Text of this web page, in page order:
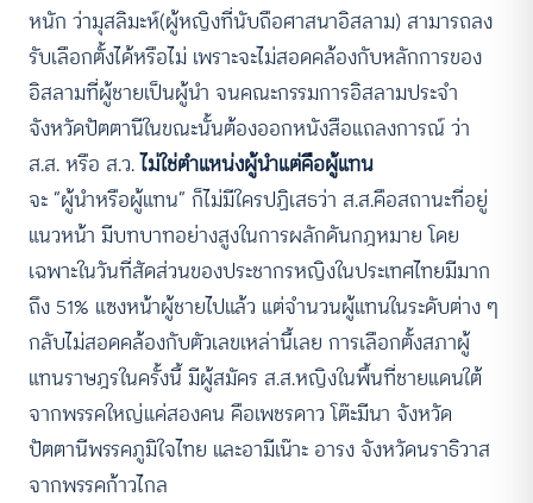
หนัก ว่ามุสลิมะห์(ผู้หญิงที่นับถือศาสนาอิสลาม) สามารถลง
รับเลือกตั้งได้หรือไม่ เพราะจะไม่สอดคล้องกับหลักการของ
อิสลามที่ผู้ชายเป็นผู้นำ จนคณะกรรมการอิสลามประจำ
จังหวัดปัตตานีในขณะนั้นต้องออกหนังสือแถลงการณ์ ว่า
ส.ส. หรือ ส.ว.ไม่ใช่ตำแหน่งผู้นำแต่คือผู้แทน
จะ “ผู้นำหรือผู้แทน” ก็ไม่มีใครปฏิเสธว่า ส.ส.คือสถานะที่อยู่
แนวหน้า มีบทบาทอย่างสูงในการผลักดันกฎหมาย โดย
เฉพาะในวันที่สัดส่วนของประชากรหญิงในประเทศไทยมีมาก
ถึง 51% แซงหน้าผู้ชายไปแล้ว แต่จำนวนผู้แทนในระดับต่าง ๆ
กลับไม่สอดคล้องกับตัวเลขเหล่านี้เลย การเลือกตั้งสภาผู้
แทนราษฎรในครั้งนี้ มีผู้สมัคร ส.ส.หญิงในพื้นที่ชายแดนใต้
จากพรรคใหญ่แค่สองคน คือเพชรดาว โต๊ะมีนา จังหวัด
ปัตตานีพรรคภูมิใจไทย และอามีเน๊าะ อารง จังหวัดนราธิวาส
จากพรรคก้าวไกล